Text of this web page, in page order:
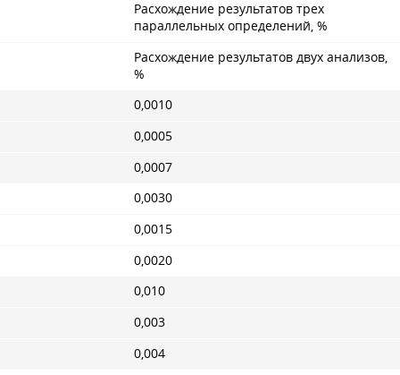
Расхождение результатов трех
параллельных определений, %
Расхождение результатов двух анализов,
%
0,0010
0,0005
0,0007
0,0030
0,0015
0,0020
0,010
0,003
0,004